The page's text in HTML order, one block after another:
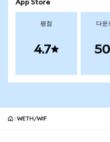
App Store
평점
4.7
다운
WETH/WIF